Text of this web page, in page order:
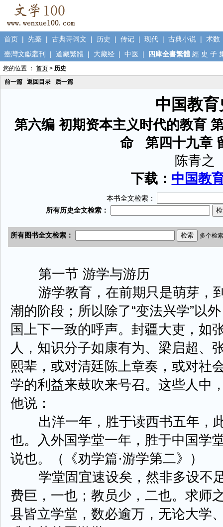
首页 | 先秦 | 古典诗词文 | 历史 | 传记 | 现代 | 古典小说 | 术数
臺灣文獻叢刊
| 道藏繁體 | 大藏经 | 中医 | 四庫全書繁體 經 史 子
您的位置 ： 首页 > 历史
前一篇
返回目录 后一篇
中国教育
第六编 初期资本主义时代的教育
命 第四十九章
陈青之
下载： 中国教
本书全文检索：
第一节 游学与游历
游学教育，在前期只是萌芽，
潮的阶段；所以除了“变法兴学”以
国上下一致的呼声。封疆大吏，如
人，知识分子如康有为、梁启超、
熙辈，或对清廷陈上章奏，或对社
学的利益来鼓吹来号召。这些人中
他说：
出洋一年，胜于读西书五年，
也。入外国学堂一年，胜于中国学
说也。（《劝学篇·游学第二》）
学堂固宜速设矣，然非多设不
费巨，一也；教员少，二也。求师
县皆立学堂，数必逾万，无论大学